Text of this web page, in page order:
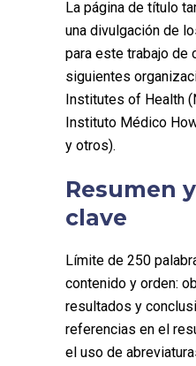
La página de título
una divulgación de
para este trabajo de
siguientes
Institutes of Health
Instituto Médico
y otros).
Resumen
clave
Límite de 250
contenido y orden:
resultados y
referencias en el
el uso de